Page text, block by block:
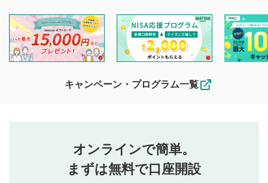
投稿するボタン
星で評価をすると投稿できます。（お名前とコメント
を目的として、各動画コンテンツに、評価およびコメントの
投稿ができます。利用者は以下の注意事項をご理解のうえ、
閲覧および投稿を行うものとしてください。
他の利用者が動画を視聴される際の参考になるコメントをお
待ちしております。
なお、投稿をもって、本注意事項に同意されたものとみなし
行ってください。
当社は、利用者同士、もしくは利用者と第三者間のトラ
ブルによって生じた損害に対して一切の責任を負いませ
キャンペーン・プログラム一覧
オンラインで簡単。
まずは無料で口座開設